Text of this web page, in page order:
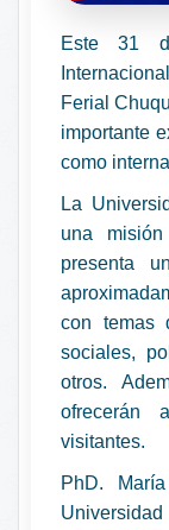
Este 31
Ferial
importante
como
La
una
presenta
con temas
sociales,
otros.
ofrecerán
visitantes.
PhD.
Universidad